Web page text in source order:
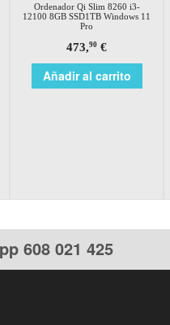
Ordenador Qi Slim 8260 i3-
12100 8GB SSD1TB Windows 11
Pro
473,90 €
Añadir al carrito
608 021 425